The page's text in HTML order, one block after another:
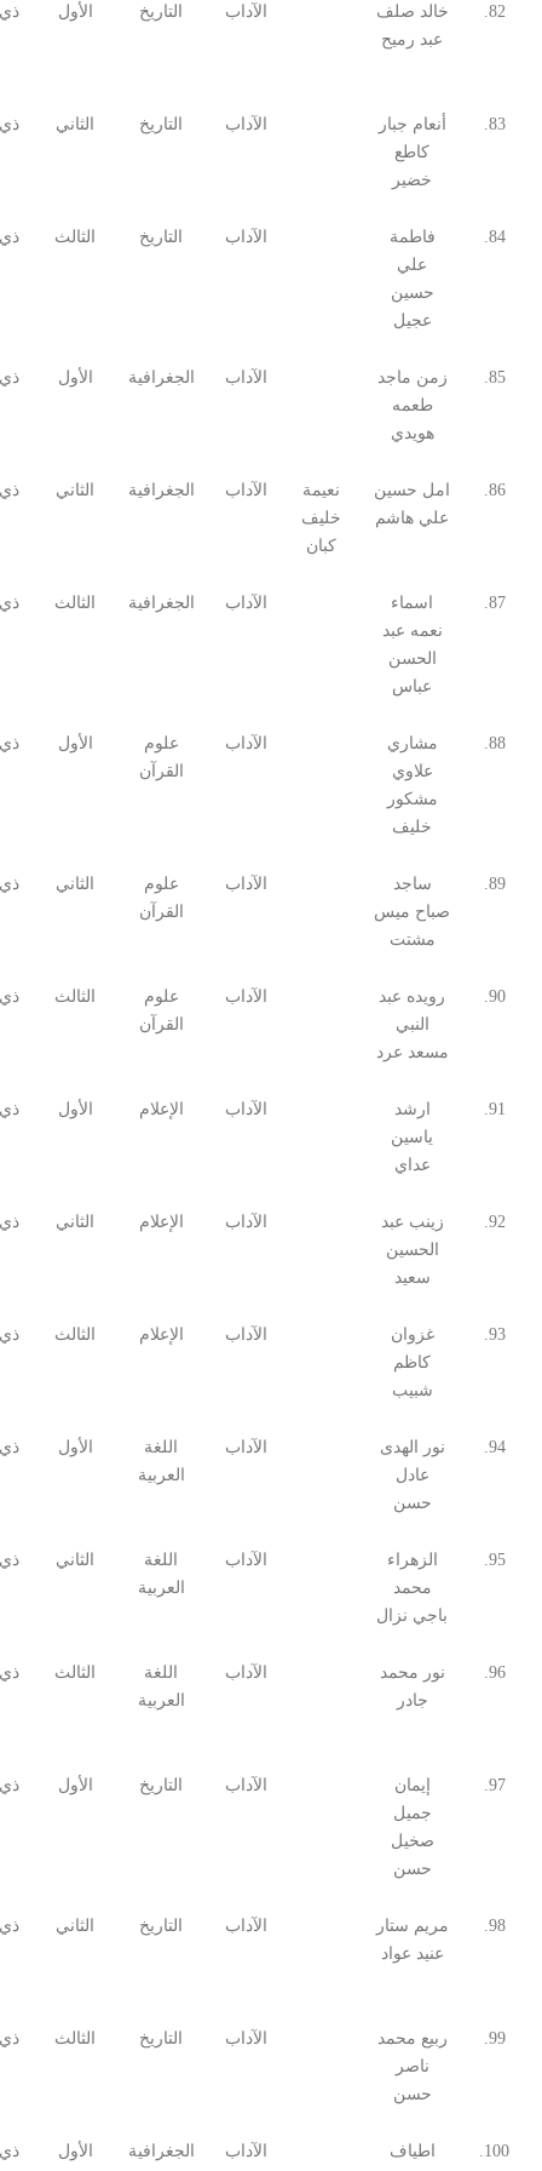
82.
خالد صلف
عبد رميح
الآداب التاريخ الأول
83.
أنعام جبار
كاطع
خضير
الآداب التاريخ الثاني
84.
فاطمة
علي
حسين
عجيل
الآداب التاريخ الثالث
85.
زمن ماجد
طعمه
هويدي
الآداب الجغرافية الأول
86.
امل حسين
علي هاشم
نعيمة
خليف
كبان
الآداب الجغرافية الثاني
87.
اسماء
نعمه عبد
الحسن
عباس
الآداب الجغرافية الثالث
88.
مشاري
علاوي
مشكور
خليف
الآداب
علوم
القرآن
الأول
89.
ساجد
صباح ميس
مشتت
الآداب
علوم
القرآن
الثاني
90.
رويده عبد
النبي
مسعد عرد
الآداب
علوم
القرآن
الثالث
91.
ارشد
ياسين
عداي
الآداب الإعلام الأول
92.
زينب عبد
الحسين
سعيد
الآداب الإعلام الثاني
93.
غزوان
كاظم
شبيب
الآداب الإعلام الثالث
94.
نور الهدى
عادل
حسن
الآداب
اللغة
العربية
الأول
95.
الزهراء
محمد
باجي نزال
الآداب
اللغة
العربية
الثاني
96.
نور محمد
جادر
الآداب
اللغة
العربية
الثالث
97.
إيمان
جميل
صخيل
حسن
الآداب التاريخ الأول
98.
مريم ستار
عنيد عواد
الآداب التاريخ الثاني
99.
ربيع محمد
ناصر
حسن
الآداب التاريخ الثالث
100.
اطياف
الآداب الجغرافية الأول